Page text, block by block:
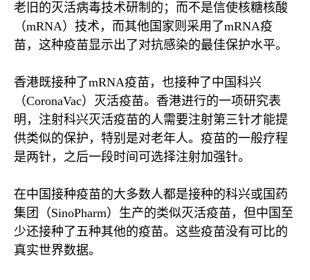
老旧的灭活病毒技术研制的；而不是信使核糖核酸
（mRNA）技术，而其他国家则采用了mRNA疫
苗，这种疫苗显示出了对抗感染的最佳保护水平。
香港既接种了mRNA疫苗，也接种了中国科兴
（CoronaVac）灭活疫苗。香港进行的一项研究表
明，注射科兴灭活疫苗的人需要注射第三针才能提
供类似的保护，特别是对老年人。疫苗的一般疗程
是两针，之后一段时间可选择注射加强针。
在中国接种疫苗的大多数人都是接种的科兴或国药
集团（SinoPharm）生产的类似灭活疫苗，但中国至
少还接种了五种其他的疫苗。这些疫苗没有可比的
真实世界数据。